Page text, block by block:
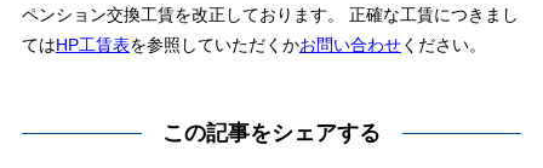
ペンション交換工賃を改正しております。 正確な工賃につきまし
てはHP工賃表を参照していただくかお問い合わせください。
この記事をシェアする